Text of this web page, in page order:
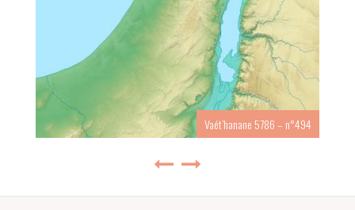
Vaét’hanane 5786 – n°494